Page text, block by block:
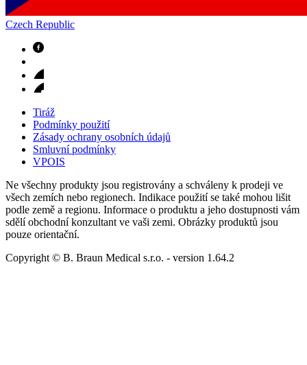
Czech Republic
Tiráž
Podmínky použití
Zásady ochrany osobních údajů
Smluvní podmínky
VPOIS
Ne všechny produkty jsou registrovány a schváleny k prodeji ve
všech zemích nebo regionech. Indikace použití se také mohou lišit
podle země a regionu. Informace o produktu a jeho dostupnosti vám
sdělí obchodní konzultant ve vaši zemi. Obrázky produktů jsou
pouze orientační.
Copyright © B. Braun Medical s.r.o. - version 1.64.2